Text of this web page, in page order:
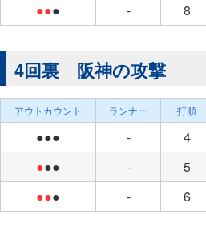
●●● - 8
4回裏 阪神の攻撃
アウトカウント ランナー 打順
●●● - 4
●●● - 5
●●● - 6